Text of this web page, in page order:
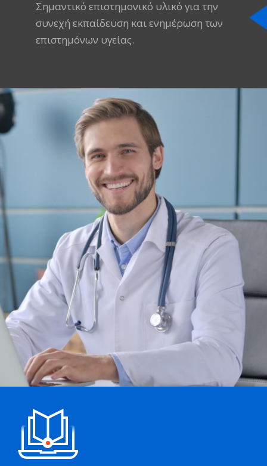
Σημαντικό επιστημονικό υλικό για την
συνεχή εκπαίδευση και ενημέρωση των
επιστημόνων υγείας.